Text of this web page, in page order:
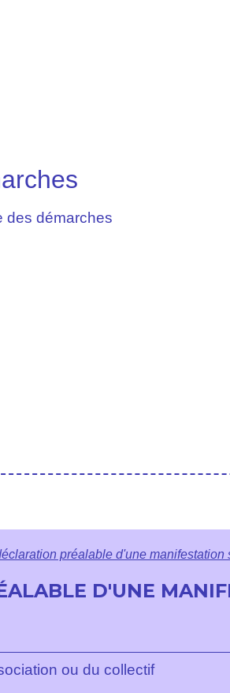
des démarches
préalable d'une manifestation
D'UNE
ou du collectif